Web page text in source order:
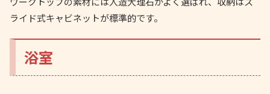
ライド式キャビネットが標準的です。
浴室